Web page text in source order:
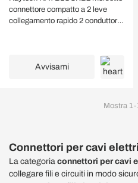
connettore compatto a 2 leve
collegamento rapido 2 conduttori
Avvisami
Mostra 1-
Connettori per cavi
La categoria connettori per cavi
collegare fili e circuiti in modo